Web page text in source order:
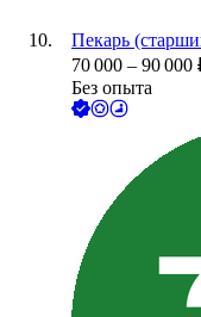
Пекарь
70 000 – 90 000
Без опыта